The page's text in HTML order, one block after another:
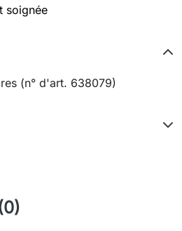
soignée
(n° d'art. 638079)